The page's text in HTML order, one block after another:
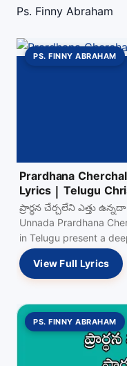
Ps. Finny Abraham
PS. FINNY ABRAHAM
Prardhana
Lyrics | Telugu
ప్రార్ధన చేర్చలేని ఎత్తు
Unnada Prardhana
in Telugu present a
View Full Lyrics
PS. FINNY ABRAHAM